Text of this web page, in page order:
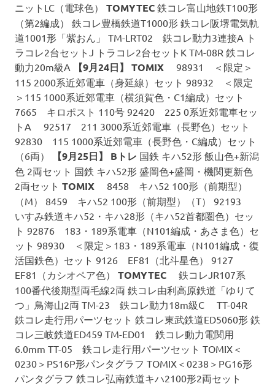
ニットLC（電球色） TOMYTEC 鉄コレ富山地鉄T100形
（第2編成） 鉄コレ豊橋鉄道T1000形 鉄コレ阪堺電気軌
道1001形「紫おん」 TM-LRT02 鉄コレ動力3連接A ト
ラコレ2台セットJ トラコレ2台セットK TM-08R 鉄コレ
動力20m級A
【9月24日】 TOMIX 98931 ＜限定＞
115 2000系近郊電車（身延線）セット 98932 ＜限定
＞115 1000系近郊電車（横須賀色・C1編成）セット
7665 キロポスト 110号 92420 225 0系近郊電車セッ
トA 92517 211 3000系近郊電車（長野色）セット
92830 115 1000系近郊電車（長野色・C編成）セット
（6両）
【9月25日】 Bトレ 国鉄 キハ52形 飯山色+新潟
色 2両セット 国鉄 キハ52形 盛岡色+盛岡・機関更新色
2両セット TOMIX 8458 キハ52 100形（前期型）
（M） 8459 キハ52 100形（前期型）（T） 92193
いすみ鉄道キハ52・キハ28形（キハ52首都圏色）セッ
ト 92876 183・189系電車（N101編成・あさま色）セ
ット 98930 ＜限定＞183・189系電車（N101編成・復
活国鉄色）セット 9126 EF81（北斗星色） 9127
EF81（カシオペア色） TOMYTEC 鉄コレJR107系
100番代後期型両毛線2両 鉄コレ由利高原鉄道「ゆりて
つ」鳥海山2両 TM-23 鉄コレ動力18m級C TT-04R
鉄コレ走行用パーツセット 鉄コレ東武鉄道ED5060形 鉄
コレ三岐鉄道ED459 TM-ED01 鉄コレ動力電関用
6.0mm TT-05 鉄コレ走行用パーツセット TOMIX＜
0230＞PS16P形パンタグラフ TOMIX＜0238＞PG16形
パンタグラフ 鉄コレ弘南鉄道キハ2100形2両セット